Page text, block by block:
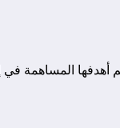
في سنة 2010 من طرف عبدلله